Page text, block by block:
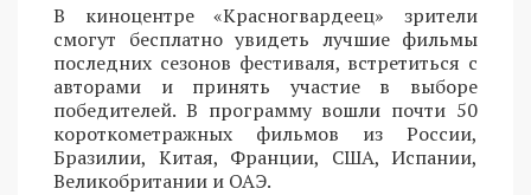
В киноцентре «Красногвардеец» зрители
смогут бесплатно увидеть лучшие фильмы
последних сезонов фестиваля, встретиться с
авторами и принять участие в выборе
победителей. В программу вошли почти 50
короткометражных фильмов из России,
Бразилии, Китая, Франции, США, Испании,
Великобритании и ОАЭ.